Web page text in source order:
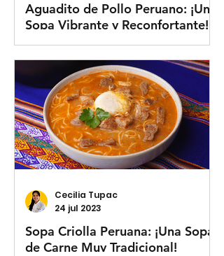
Aguadito de Pollo Peruano: ¡Una
Sopa Vibrante y Reconfortante!
Sopa Criolla Peruana: ¡Una Sopa
de Carne Muy Tradicional!
Cecilia Tupac
24 jul 2023